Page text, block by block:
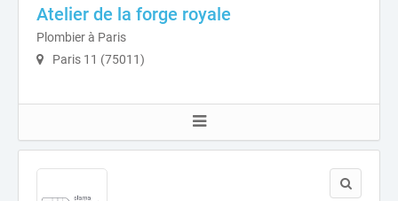
Atelier de la forge royale
Plombier à Paris
Paris 11 (75011)